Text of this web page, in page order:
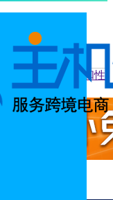
优化线路速度和性